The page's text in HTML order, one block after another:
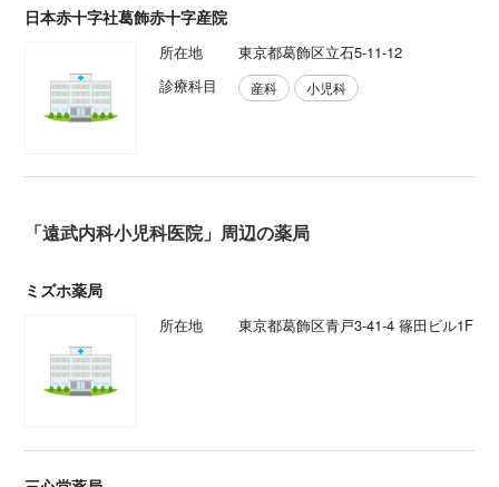
日本赤十字社葛飾赤十字産院
所在地
東京都葛飾区立石5-11-12
診療科目
産科 小児科
「遠武内科小児科医院」周辺の薬局
ミズホ薬局
所在地 東京都葛飾区青戸3-41-4 篠田ビル1F